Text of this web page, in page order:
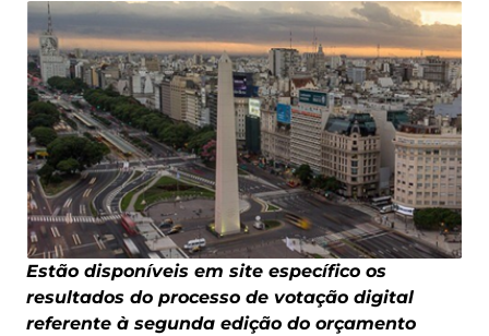
Estão disponíveis em site específico os
resultados do processo de votação digital
referente à segunda edição do orçamento